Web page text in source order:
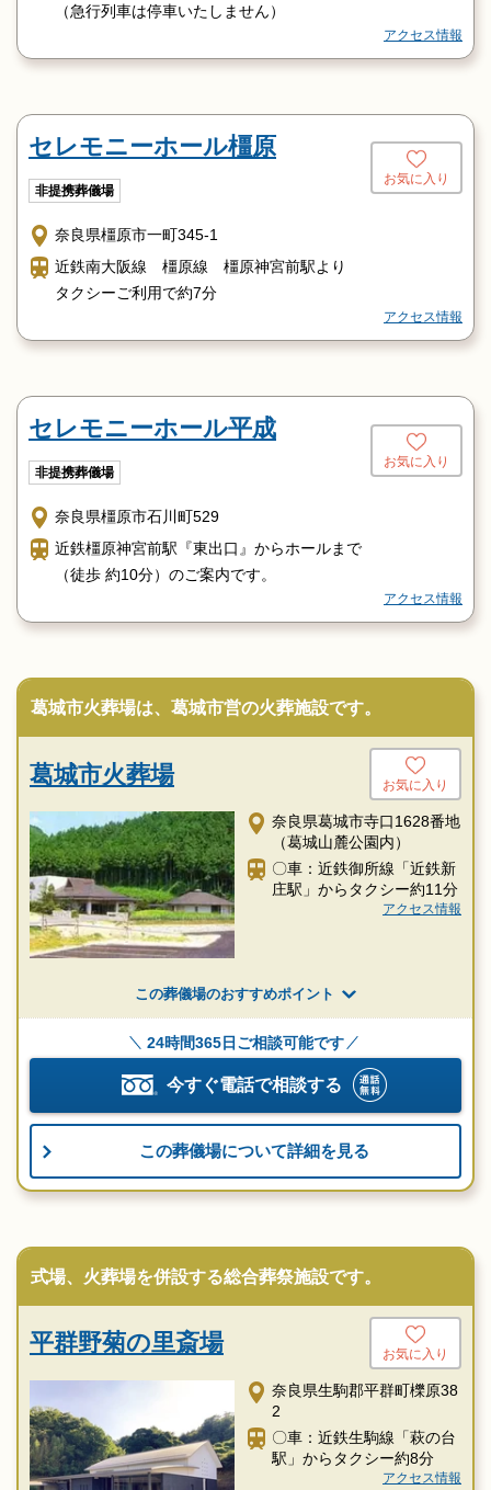
（急行列車は停車いたしません）
アクセス情報
セレモニーホール橿原
非提携葬儀場
お気に入り
奈良県橿原市一町345-1
近鉄南大阪線 橿原線 橿原神宮前駅より
タクシーご利用で約7分
アクセス情報
セレモニーホール平成
非提携葬儀場
お気に入り
奈良県橿原市石川町529
近鉄橿原神宮前駅『東出口』からホールまで
（徒歩 約10分）のご案内です。
アクセス情報
葛城市火葬場は、葛城市営の火葬施設です。
葛城市火葬場 お気に入り
奈良県葛城市寺口1628番地
（葛城山麓公園内）
〇車：近鉄御所線「近鉄新
庄駅」からタクシー約11分
アクセス情報
この葬儀場のおすすめポイント
24時間365日ご相談可能です
今すぐ電話で相談する
この葬儀場について詳細を見る
式場、火葬場を併設する総合葬祭施設です。
平群野菊の里斎場 お気に入り
奈良県生駒郡平群町櫟原38
2
〇車：近鉄生駒線「萩の台
駅」からタクシー約8分
アクセス情報